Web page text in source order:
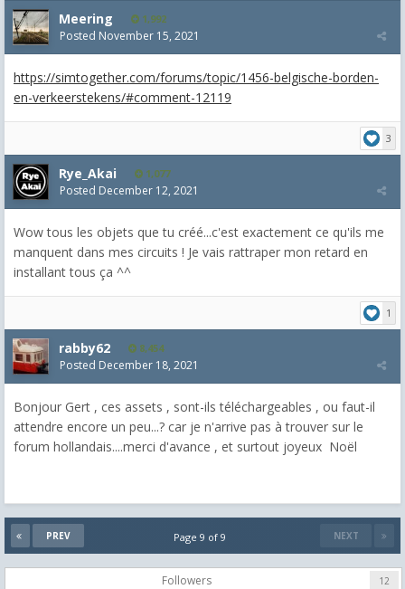
Meering 1,992
Posted November 15, 2021
https://simtogether.com/forums/topic/1456-belgische-borden-
en-verkeerstekens/#comment-12119
3
Rye_Akai 1,077
Posted December 12, 2021
Wow tous les objets que tu créé...c'est exactement ce qu'ils me
manquent dans mes circuits ! Je vais rattraper mon retard en
installant tous ça ^^
1
rabby62 8,454
Posted December 18, 2021
Bonjour Gert , ces assets , sont-ils téléchargeables , ou faut-il
attendre encore un peu...? car je n'arrive pas à trouver sur le
forum hollandais....merci d'avance , et surtout joyeux Noël
PREV NEXT
Page 9 of 9
Followers 12